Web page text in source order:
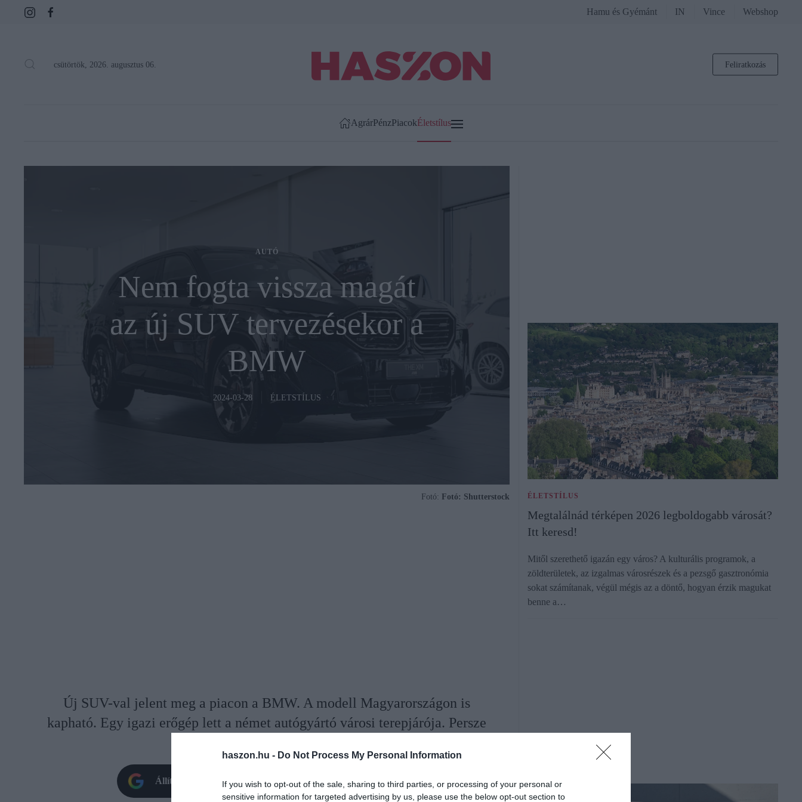
haszon.hu - Do Not Process My Personal Information
If you wish to opt-out of the sale, sharing to third parties, or processing of your personal or
sensitive information for targeted advertising by us, please use the below opt-out section to
Hamu és Gyémánt IN Vince Webshop
csütörtök, 2026. augusztus 06. Feliratkozás
AgrárPénzPiacokÉletstílus
AUTÓ
Nem fogta vissza magát
az új SUV tervezésekor a
BMW
2024-03-28 ÉLETSTÍLUS
Fotó: Fotó: Shutterstock
Új SUV-val jelent meg a piacon a BMW. A modell Magyarországon is
kapható. Egy igazi erőgép lett a német autógyártó városi terepjárója. Persze
Állítsd be oldalunkat preferált forrásként a Google Keresőben!
ÉLETSTÍLUS
Megtalálnád térképen 2026 legboldogabb városát?
Itt keresd!
Mitől szerethető igazán egy város? A kulturális programok, a
zöldterületek, az izgalmas városrészek és a pezsgő gasztronómia
sokat számítanak, végül mégis az a döntő, hogyan érzik magukat
benne a…